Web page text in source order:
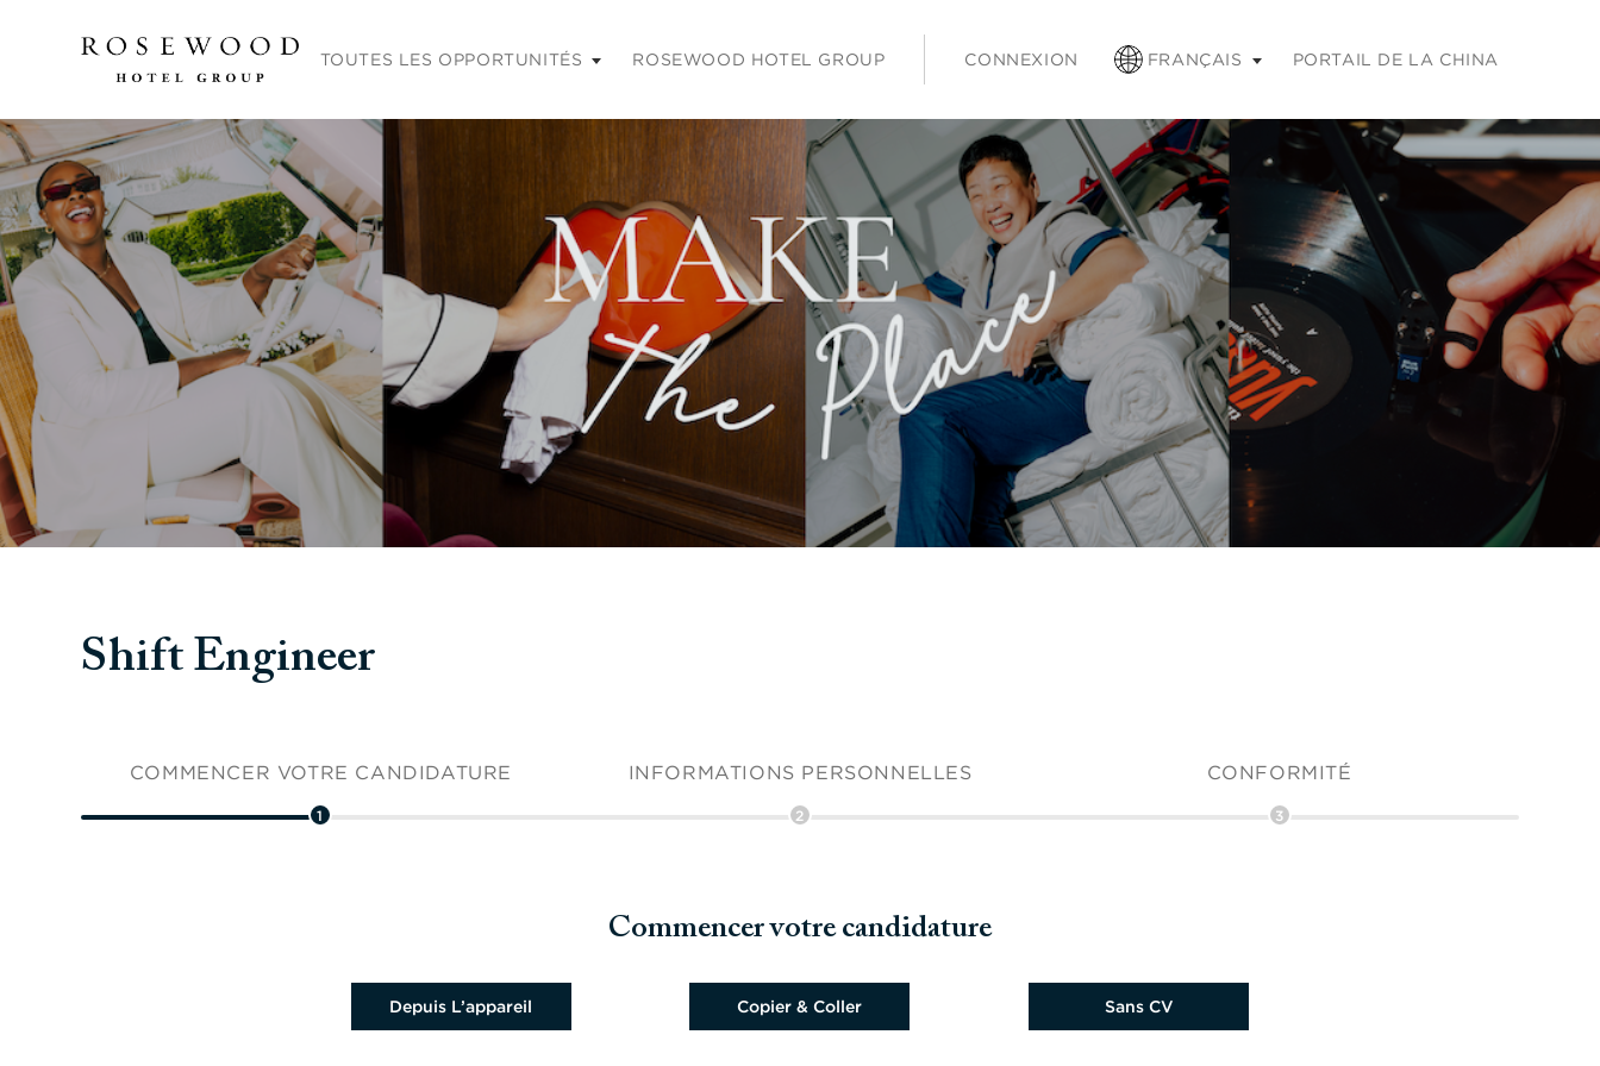
Menu principal. Appuyez sur les touches Entrée ou Espace pour agrandir et sur la touche Échap pour réduire
TOUTES LES OPPORTUNITÉS ROSEWOOD HOTEL GROUP CONNEXION FRANÇAIS PORTAIL DE LA CHINA
Shift Engineer
COMMENCER VOTRE CANDIDATURE
1
INFORMATIONS PERSONNELLES
2
CONFORMITÉ
3
Commencer votre candidature
Depuis L’appareil Copier & Coller Sans CV